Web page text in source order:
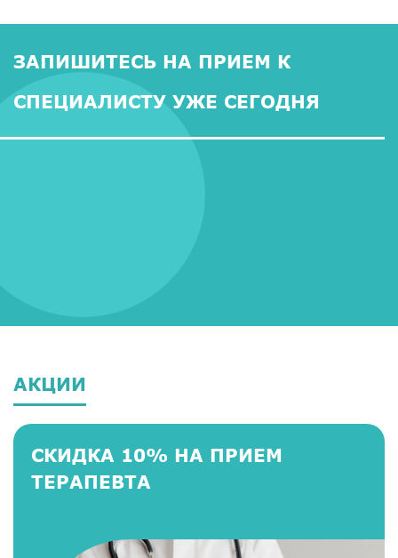
ЗАПИШИТЕСЬ НА ПРИЕМ К
СПЕЦИАЛИСТУ УЖЕ СЕГОДНЯ
АКЦИИ
СКИДКА 10% НА ПРИЕМ
ТЕРАПЕВТА